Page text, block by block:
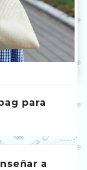
para
a